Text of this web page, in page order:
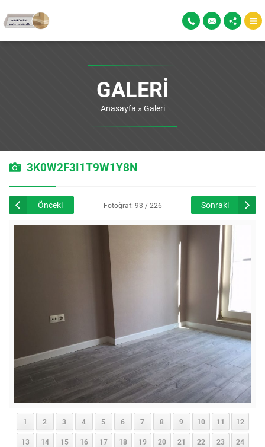
GALERI
Anasayfa » Galeri
3K0W2F3I1T9W1Y8N
Önceki Fotoğraf: 93 / 226 Sonraki
1 2 3 4 5 6 7 8 9 10 11 12
13 14 15 16 17 18 19 20 21 22 23 24